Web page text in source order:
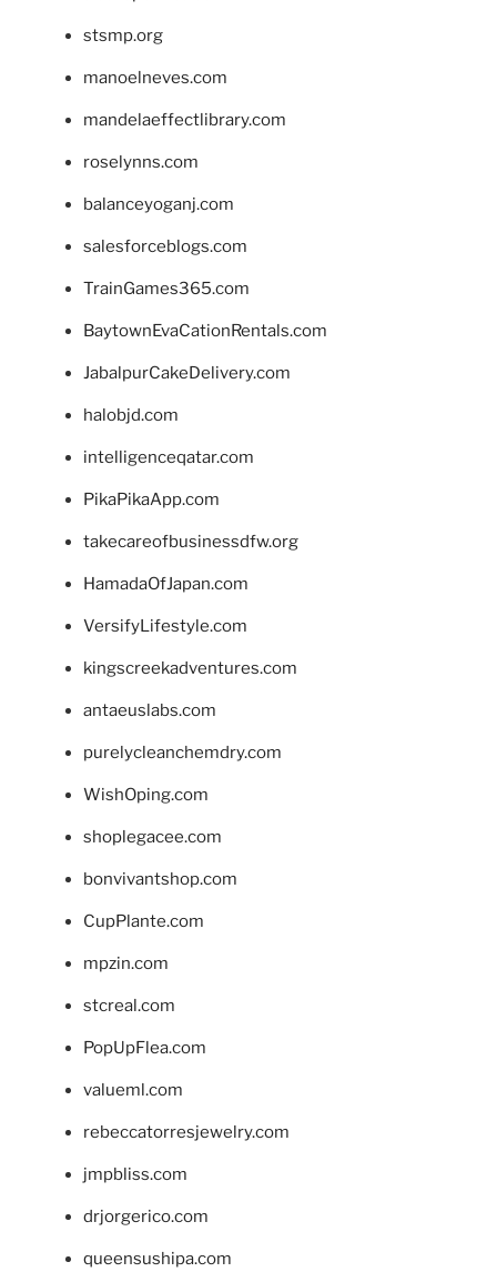
stsmp.org
manoelneves.com
mandelaeffectlibrary.com
roselynns.com
balanceyoganj.com
salesforceblogs.com
TrainGames365.com
BaytownEvaCationRentals.com
JabalpurCakeDelivery.com
halobjd.com
intelligenceqatar.com
PikaPikaApp.com
takecareofbusinessdfw.org
HamadaOfJapan.com
VersifyLifestyle.com
kingscreekadventures.com
antaeuslabs.com
purelycleanchemdry.com
WishOping.com
shoplegacee.com
bonvivantshop.com
CupPlante.com
mpzin.com
stcreal.com
PopUpFlea.com
valueml.com
rebeccatorresjewelry.com
jmpbliss.com
drjorgerico.com
queensushipa.com